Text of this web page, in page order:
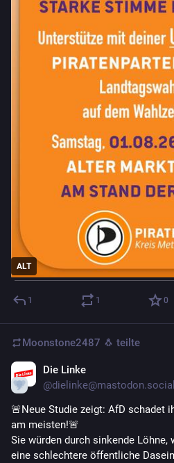
ALT
1 1 0
Moonstone2487 🐧 teilte
Die Linke
@dielinke@mastodon.social
🚨Neue Studie zeigt: AfD schadet
am meisten!🚨
Sie würden durch sinkende Löhne,
eine schlechtere öffentliche